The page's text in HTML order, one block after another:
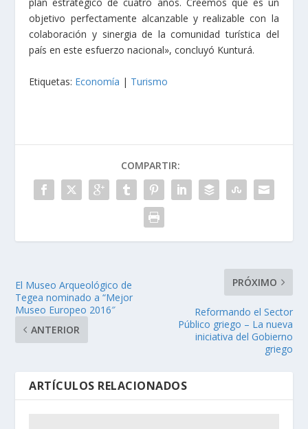
objetivo perfectamente alcanzable y realizable con la
colaboración y sinergia de la comunidad turística del
país en este esfuerzo nacional», concluyó Kunturá.
Etiquetas: Economía | Turismo
COMPARTIR:
El Museo Arqueológico de
Tegea nominado a “Mejor
Museo Europeo 2016″
ANTERIOR
PRÓXIMO
Reformando el Sector
Público griego – La nueva
iniciativa del Gobierno
griego
ARTÍCULOS RELACIONADOS